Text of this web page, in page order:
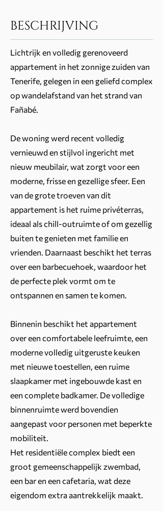
BESCHRIJVING
Lichtrijk en volledig gerenoveerd
appartement in het zonnige zuiden van
Tenerife, gelegen in een geliefd complex
op wandelafstand van het strand van
Fañabé.
De woning werd recent volledig
vernieuwd en stijlvol ingericht met
nieuw meubilair, wat zorgt voor een
moderne, frisse en gezellige sfeer. Een
van de grote troeven van dit
appartement is het ruime privéterras,
ideaal als chill-outruimte of om gezellig
buiten te genieten met familie en
vrienden. Daarnaast beschikt het terras
over een barbecuehoek, waardoor het
de perfecte plek vormt om te
ontspannen en samen te komen.
Binnenin beschikt het appartement
over een comfortabele leefruimte, een
moderne volledig uitgeruste keuken
met nieuwe toestellen, een ruime
slaapkamer met ingebouwde kast en
een complete badkamer. De volledige
binnenruimte werd bovendien
aangepast voor personen met beperkte
mobiliteit.
Het residentiële complex biedt een
groot gemeenschappelijk zwembad,
een bar en een cafetaria, wat deze
eigendom extra aantrekkelijk maakt.